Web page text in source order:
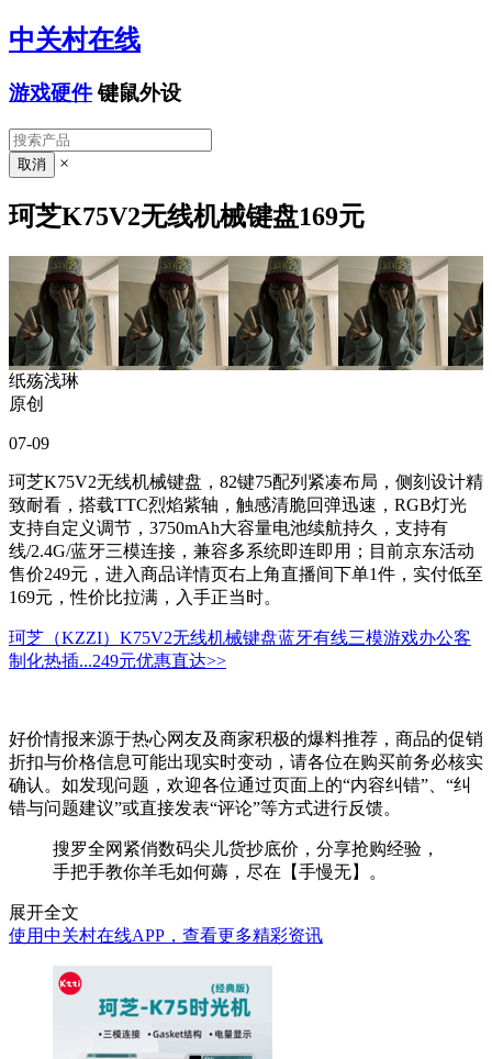
中关村在线
游戏硬件 键鼠外设
×
珂芝K75V2无线机械键盘169元
纸殇浅琳
原创
07-09
珂芝K75V2无线机械键盘，82键75配列紧凑布局，侧刻设计精
致耐看，搭载TTC烈焰紫轴，触感清脆回弹迅速，RGB灯光
支持自定义调节，3750mAh大容量电池续航持久，支持有
线/2.4G/蓝牙三模连接，兼容多系统即连即用；目前京东活动
售价249元，进入商品详情页右上角直播间下单1件，实付低至
169元，性价比拉满，入手正当时。
珂芝（KZZI）K75V2无线机械键盘蓝牙有线三模游戏办公客
制化热插...249元优惠直达>>
好价情报来源于热心网友及商家积极的爆料推荐，商品的促销
折扣与价格信息可能出现实时变动，请各位在购买前务必核实
确认。如发现问题，欢迎各位通过页面上的“内容纠错”、“纠
错与问题建议”或直接发表“评论”等方式进行反馈。
搜罗全网紧俏数码尖儿货抄底价，分享抢购经验，
手把手教你羊毛如何薅，尽在【手慢无】。
展开全文
使用中关村在线APP，查看更多精彩资讯